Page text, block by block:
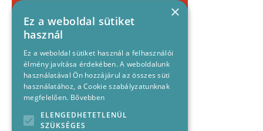
×
Ez a weboldal sütiket
használ
Ez a weboldal sütiket használ a felhasználói
élmény javítása érdekében. A weboldalunk
használatával Ön hozzájárul az összes süti
használatához, a Cookie szabályzatunknak
megfelelően. Bővebben
ELENGEDHETETLENÜL
SZÜKSÉGES